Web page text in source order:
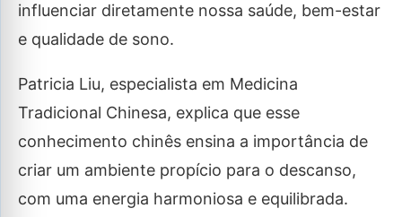
influenciar diretamente nossa saúde, bem-estar
e qualidade de sono.
Patricia Liu, especialista em Medicina
Tradicional Chinesa, explica que esse
conhecimento chinês ensina a importância de
criar um ambiente propício para o descanso,
com uma energia harmoniosa e equilibrada.